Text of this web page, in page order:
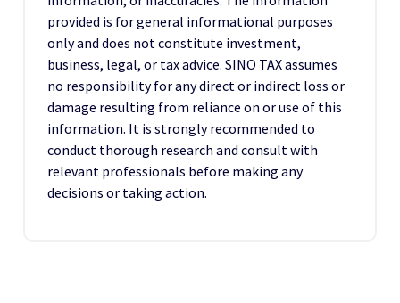
provided is for general informational purposes
only and does not constitute investment,
business, legal, or tax advice. SINO TAX assumes
no responsibility for any direct or indirect loss or
damage resulting from reliance on or use of this
information. It is strongly recommended to
conduct thorough research and consult with
relevant professionals before making any
decisions or taking action.